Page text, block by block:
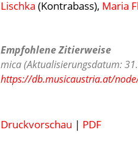
Lischka (Kontrabass), Maria
Empfohlene Zitierweise
mica (Aktualisierungsdatum:
https://db.musicaustria.at/
Druckvorschau | PDF